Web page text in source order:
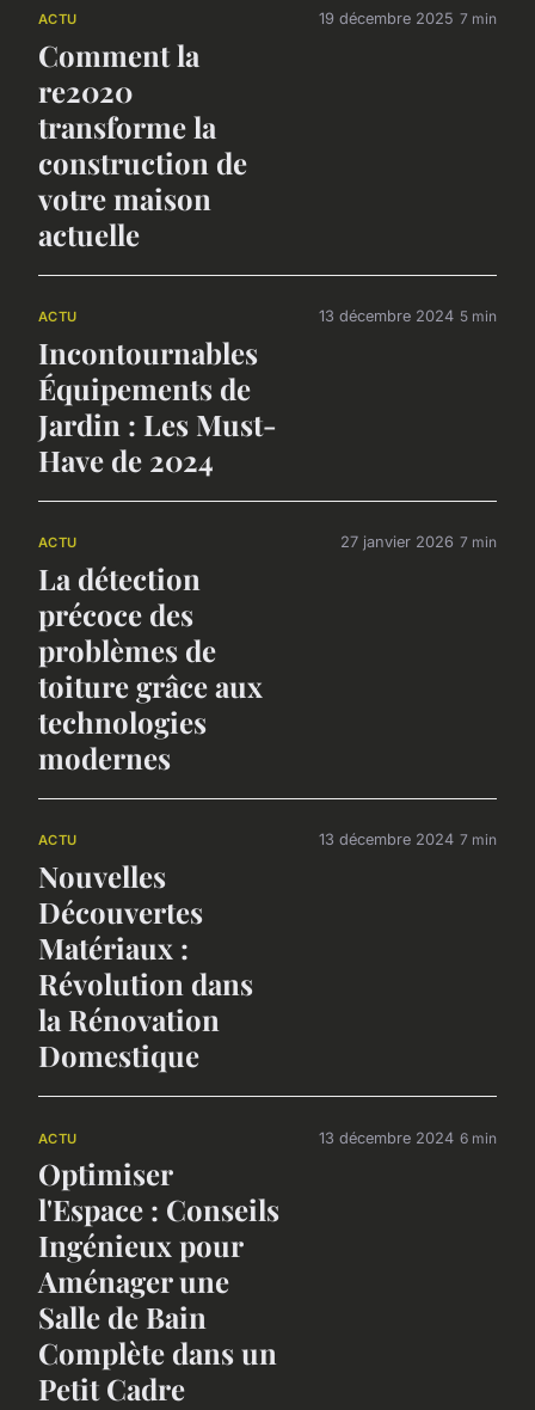
ACTU
Comment la
re2020
transforme la
construction de
votre maison
actuelle
19 décembre 2025 7 min
ACTU
Incontournables
Équipements de
Jardin : Les Must-
Have de 2024
13 décembre 2024 5 min
ACTU
La détection
précoce des
problèmes de
toiture grâce aux
technologies
modernes
27 janvier 2026 7 min
ACTU
Nouvelles
Découvertes
Matériaux :
Révolution dans
la Rénovation
Domestique
13 décembre 2024 7 min
ACTU
Optimiser
l'Espace : Conseils
Ingénieux pour
Aménager une
Salle de Bain
Complète dans un
Petit Cadre
13 décembre 2024 6 min